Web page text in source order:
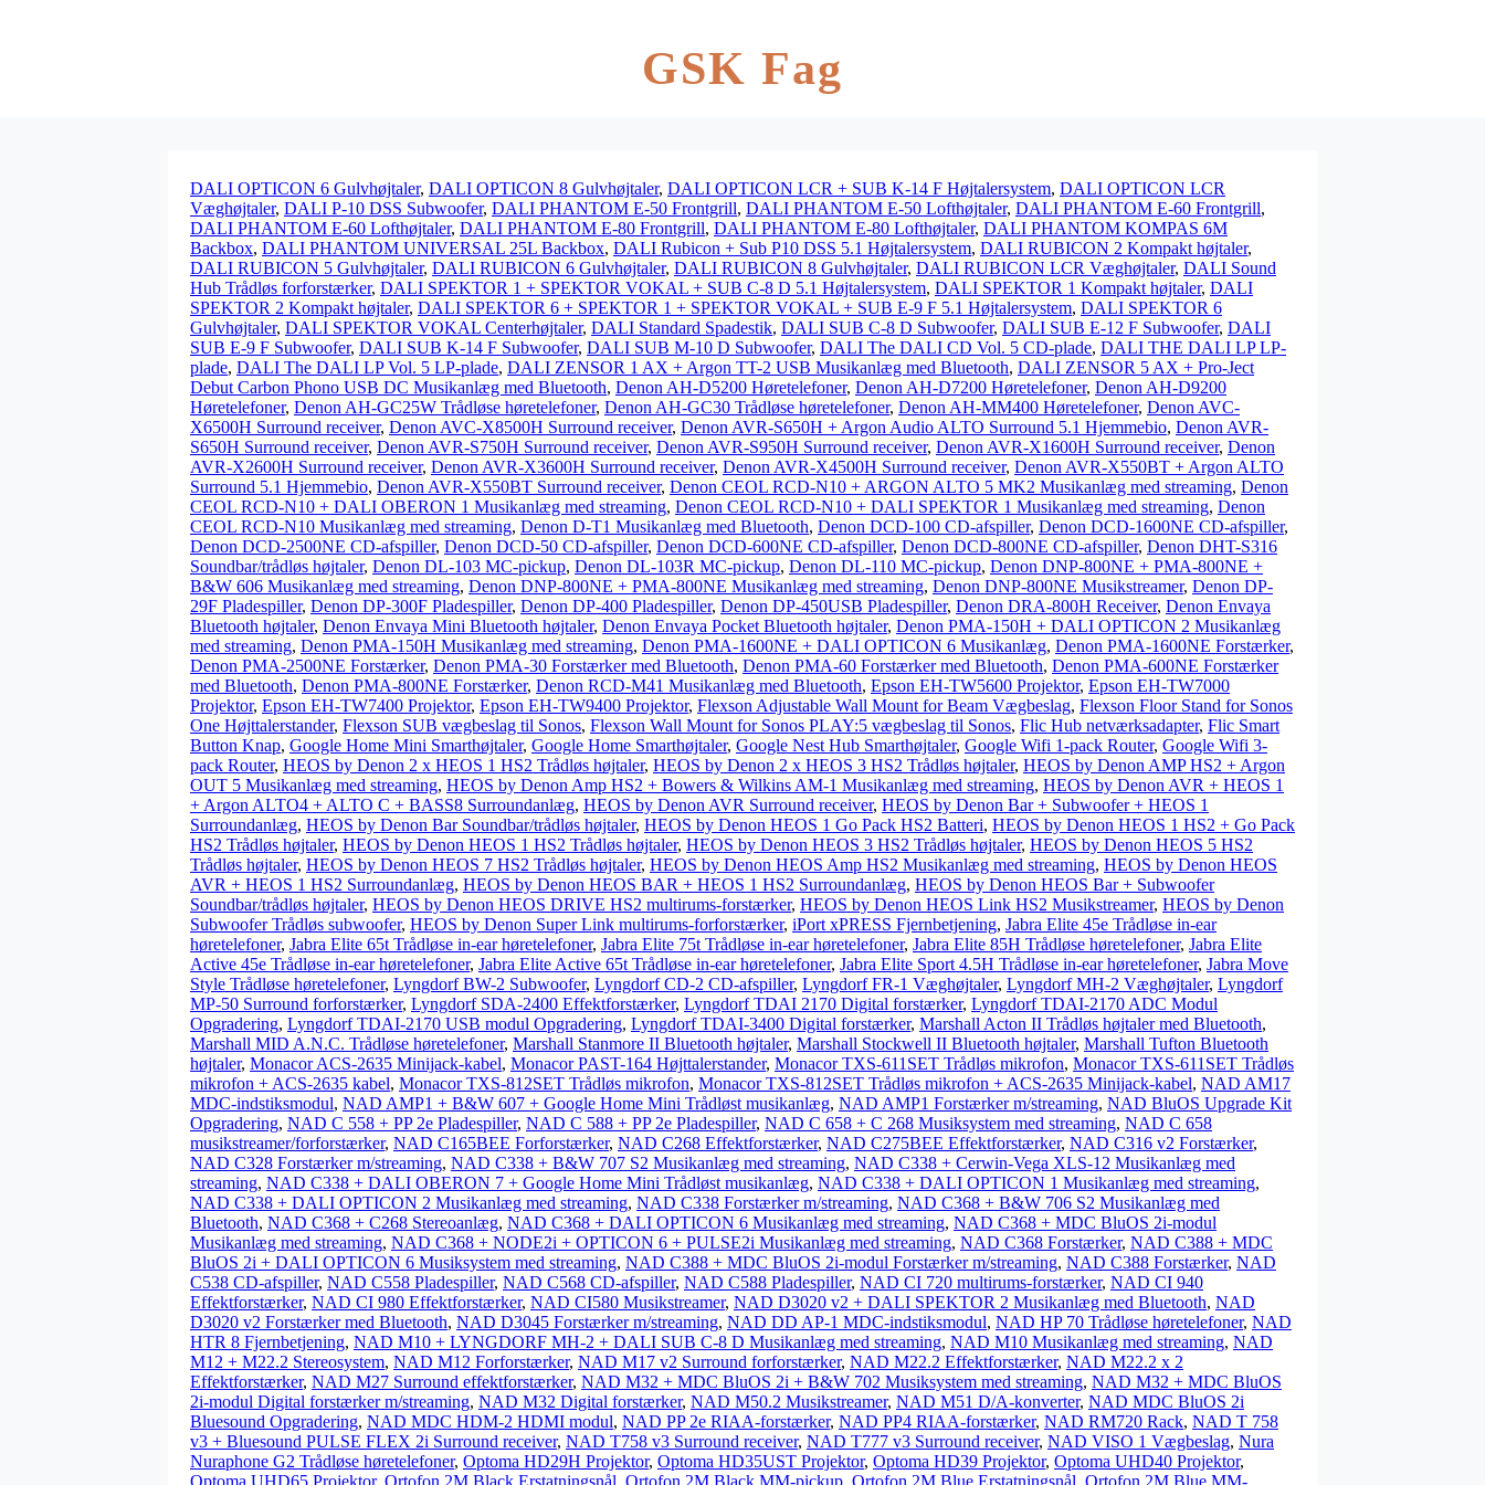
GSK Fag
DALI OPTICON 6 Gulvhøjtaler, DALI OPTICON 8 Gulvhøjtaler, DALI OPTICON LCR + SUB K-14 F Højtalersystem, DALI OPTICON LCR
Væghøjtaler, DALI P-10 DSS Subwoofer, DALI PHANTOM E-50 Frontgrill, DALI PHANTOM E-50 Lofthøjtaler, DALI PHANTOM E-60 Frontgrill,
DALI PHANTOM E-60 Lofthøjtaler, DALI PHANTOM E-80 Frontgrill, DALI PHANTOM E-80 Lofthøjtaler, DALI PHANTOM KOMPAS 6M
Backbox, DALI PHANTOM UNIVERSAL 25L Backbox, DALI Rubicon + Sub P10 DSS 5.1 Højtalersystem, DALI RUBICON 2 Kompakt højtaler,
DALI RUBICON 5 Gulvhøjtaler, DALI RUBICON 6 Gulvhøjtaler, DALI RUBICON 8 Gulvhøjtaler, DALI RUBICON LCR Væghøjtaler, DALI Sound
Hub Trådløs forforstærker, DALI SPEKTOR 1 + SPEKTOR VOKAL + SUB C-8 D 5.1 Højtalersystem, DALI SPEKTOR 1 Kompakt højtaler, DALI
SPEKTOR 2 Kompakt højtaler, DALI SPEKTOR 6 + SPEKTOR 1 + SPEKTOR VOKAL + SUB E-9 F 5.1 Højtalersystem, DALI SPEKTOR 6
Gulvhøjtaler, DALI SPEKTOR VOKAL Centerhøjtaler, DALI Standard Spadestik, DALI SUB C-8 D Subwoofer, DALI SUB E-12 F Subwoofer, DALI
SUB E-9 F Subwoofer, DALI SUB K-14 F Subwoofer, DALI SUB M-10 D Subwoofer, DALI The DALI CD Vol. 5 CD-plade, DALI THE DALI LP LP-
plade, DALI The DALI LP Vol. 5 LP-plade, DALI ZENSOR 1 AX + Argon TT-2 USB Musikanlæg med Bluetooth, DALI ZENSOR 5 AX + Pro-Ject
Debut Carbon Phono USB DC Musikanlæg med Bluetooth, Denon AH-D5200 Høretelefoner, Denon AH-D7200 Høretelefoner, Denon AH-D9200
Høretelefoner, Denon AH-GC25W Trådløse høretelefoner, Denon AH-GC30 Trådløse høretelefoner, Denon AH-MM400 Høretelefoner, Denon AVC-
X6500H Surround receiver, Denon AVC-X8500H Surround receiver, Denon AVR-S650H + Argon Audio ALTO Surround 5.1 Hjemmebio, Denon AVR-
S650H Surround receiver, Denon AVR-S750H Surround receiver, Denon AVR-S950H Surround receiver, Denon AVR-X1600H Surround receiver, Denon
AVR-X2600H Surround receiver, Denon AVR-X3600H Surround receiver, Denon AVR-X4500H Surround receiver, Denon AVR-X550BT + Argon ALTO
Surround 5.1 Hjemmebio, Denon AVR-X550BT Surround receiver, Denon CEOL RCD-N10 + ARGON ALTO 5 MK2 Musikanlæg med streaming, Denon
CEOL RCD-N10 + DALI OBERON 1 Musikanlæg med streaming, Denon CEOL RCD-N10 + DALI SPEKTOR 1 Musikanlæg med streaming, Denon
CEOL RCD-N10 Musikanlæg med streaming, Denon D-T1 Musikanlæg med Bluetooth, Denon DCD-100 CD-afspiller, Denon DCD-1600NE CD-afspiller,
Denon DCD-2500NE CD-afspiller, Denon DCD-50 CD-afspiller, Denon DCD-600NE CD-afspiller, Denon DCD-800NE CD-afspiller, Denon DHT-S316
Soundbar/trådløs højtaler, Denon DL-103 MC-pickup, Denon DL-103R MC-pickup, Denon DL-110 MC-pickup, Denon DNP-800NE + PMA-800NE +
B&W 606 Musikanlæg med streaming, Denon DNP-800NE + PMA-800NE Musikanlæg med streaming, Denon DNP-800NE Musikstreamer, Denon DP-
29F Pladespiller, Denon DP-300F Pladespiller, Denon DP-400 Pladespiller, Denon DP-450USB Pladespiller, Denon DRA-800H Receiver, Denon Envaya
Bluetooth højtaler, Denon Envaya Mini Bluetooth højtaler, Denon Envaya Pocket Bluetooth højtaler, Denon PMA-150H + DALI OPTICON 2 Musikanlæg
med streaming, Denon PMA-150H Musikanlæg med streaming, Denon PMA-1600NE + DALI OPTICON 6 Musikanlæg, Denon PMA-1600NE Forstærker,
Denon PMA-2500NE Forstærker, Denon PMA-30 Forstærker med Bluetooth, Denon PMA-60 Forstærker med Bluetooth, Denon PMA-600NE Forstærker
med Bluetooth, Denon PMA-800NE Forstærker, Denon RCD-M41 Musikanlæg med Bluetooth, Epson EH-TW5600 Projektor, Epson EH-TW7000
Projektor, Epson EH-TW7400 Projektor, Epson EH-TW9400 Projektor, Flexson Adjustable Wall Mount for Beam Vægbeslag, Flexson Floor Stand for Sonos
One Højttalerstander, Flexson SUB vægbeslag til Sonos, Flexson Wall Mount for Sonos PLAY:5 vægbeslag til Sonos, Flic Hub netværksadapter, Flic Smart
Button Knap, Google Home Mini Smarthøjtaler, Google Home Smarthøjtaler, Google Nest Hub Smarthøjtaler, Google Wifi 1-pack Router, Google Wifi 3-
pack Router, HEOS by Denon 2 x HEOS 1 HS2 Trådløs højtaler, HEOS by Denon 2 x HEOS 3 HS2 Trådløs højtaler, HEOS by Denon AMP HS2 + Argon
OUT 5 Musikanlæg med streaming, HEOS by Denon Amp HS2 + Bowers & Wilkins AM-1 Musikanlæg med streaming, HEOS by Denon AVR + HEOS 1
+ Argon ALTO4 + ALTO C + BASS8 Surroundanlæg, HEOS by Denon AVR Surround receiver, HEOS by Denon Bar + Subwoofer + HEOS 1
Surroundanlæg, HEOS by Denon Bar Soundbar/trådløs højtaler, HEOS by Denon HEOS 1 Go Pack HS2 Batteri, HEOS by Denon HEOS 1 HS2 + Go Pack
HS2 Trådløs højtaler, HEOS by Denon HEOS 1 HS2 Trådløs højtaler, HEOS by Denon HEOS 3 HS2 Trådløs højtaler, HEOS by Denon HEOS 5 HS2
Trådløs højtaler, HEOS by Denon HEOS 7 HS2 Trådløs højtaler, HEOS by Denon HEOS Amp HS2 Musikanlæg med streaming, HEOS by Denon HEOS
AVR + HEOS 1 HS2 Surroundanlæg, HEOS by Denon HEOS BAR + HEOS 1 HS2 Surroundanlæg, HEOS by Denon HEOS Bar + Subwoofer
Soundbar/trådløs højtaler, HEOS by Denon HEOS DRIVE HS2 multirums-forstærker, HEOS by Denon HEOS Link HS2 Musikstreamer, HEOS by Denon
Subwoofer Trådløs subwoofer, HEOS by Denon Super Link multirums-forforstærker, iPort xPRESS Fjernbetjening, Jabra Elite 45e Trådløse in-ear
høretelefoner, Jabra Elite 65t Trådløse in-ear høretelefoner, Jabra Elite 75t Trådløse in-ear høretelefoner, Jabra Elite 85H Trådløse høretelefoner, Jabra Elite
Active 45e Trådløse in-ear høretelefoner, Jabra Elite Active 65t Trådløse in-ear høretelefoner, Jabra Elite Sport 4.5H Trådløse in-ear høretelefoner, Jabra Move
Style Trådløse høretelefoner, Lyngdorf BW-2 Subwoofer, Lyngdorf CD-2 CD-afspiller, Lyngdorf FR-1 Væghøjtaler, Lyngdorf MH-2 Væghøjtaler, Lyngdorf
MP-50 Surround forforstærker, Lyngdorf SDA-2400 Effektforstærker, Lyngdorf TDAI 2170 Digital forstærker, Lyngdorf TDAI-2170 ADC Modul
Opgradering, Lyngdorf TDAI-2170 USB modul Opgradering, Lyngdorf TDAI-3400 Digital forstærker, Marshall Acton II Trådløs højtaler med Bluetooth,
Marshall MID A.N.C. Trådløse høretelefoner, Marshall Stanmore II Bluetooth højtaler, Marshall Stockwell II Bluetooth højtaler, Marshall Tufton Bluetooth
højtaler, Monacor ACS-2635 Minijack-kabel, Monacor PAST-164 Højttalerstander, Monacor TXS-611SET Trådløs mikrofon, Monacor TXS-611SET Trådløs
mikrofon + ACS-2635 kabel, Monacor TXS-812SET Trådløs mikrofon, Monacor TXS-812SET Trådløs mikrofon + ACS-2635 Minijack-kabel, NAD AM17
MDC-indstiksmodul, NAD AMP1 + B&W 607 + Google Home Mini Trådløst musikanlæg, NAD AMP1 Forstærker m/streaming, NAD BluOS Upgrade Kit
Opgradering, NAD C 558 + PP 2e Pladespiller, NAD C 588 + PP 2e Pladespiller, NAD C 658 + C 268 Musiksystem med streaming, NAD C 658
musikstreamer/forforstærker, NAD C165BEE Forforstærker, NAD C268 Effektforstærker, NAD C275BEE Effektforstærker, NAD C316 v2 Forstærker,
NAD C328 Forstærker m/streaming, NAD C338 + B&W 707 S2 Musikanlæg med streaming, NAD C338 + Cerwin-Vega XLS-12 Musikanlæg med
streaming, NAD C338 + DALI OBERON 7 + Google Home Mini Trådløst musikanlæg, NAD C338 + DALI OPTICON 1 Musikanlæg med streaming,
NAD C338 + DALI OPTICON 2 Musikanlæg med streaming, NAD C338 Forstærker m/streaming, NAD C368 + B&W 706 S2 Musikanlæg med
Bluetooth, NAD C368 + C268 Stereoanlæg, NAD C368 + DALI OPTICON 6 Musikanlæg med streaming, NAD C368 + MDC BluOS 2i-modul
Musikanlæg med streaming, NAD C368 + NODE2i + OPTICON 6 + PULSE2i Musikanlæg med streaming, NAD C368 Forstærker, NAD C388 + MDC
BluOS 2i + DALI OPTICON 6 Musiksystem med streaming, NAD C388 + MDC BluOS 2i-modul Forstærker m/streaming, NAD C388 Forstærker, NAD
C538 CD-afspiller, NAD C558 Pladespiller, NAD C568 CD-afspiller, NAD C588 Pladespiller, NAD CI 720 multirums-forstærker, NAD CI 940
Effektforstærker, NAD CI 980 Effektforstærker, NAD CI580 Musikstreamer, NAD D3020 v2 + DALI SPEKTOR 2 Musikanlæg med Bluetooth, NAD
D3020 v2 Forstærker med Bluetooth, NAD D3045 Forstærker m/streaming, NAD DD AP-1 MDC-indstiksmodul, NAD HP 70 Trådløse høretelefoner, NAD
HTR 8 Fjernbetjening, NAD M10 + LYNGDORF MH-2 + DALI SUB C-8 D Musikanlæg med streaming, NAD M10 Musikanlæg med streaming, NAD
M12 + M22.2 Stereosystem, NAD M12 Forforstærker, NAD M17 v2 Surround forforstærker, NAD M22.2 Effektforstærker, NAD M22.2 x 2
Effektforstærker, NAD M27 Surround effektforstærker, NAD M32 + MDC BluOS 2i + B&W 702 Musiksystem med streaming, NAD M32 + MDC BluOS
2i-modul Digital forstærker m/streaming, NAD M32 Digital forstærker, NAD M50.2 Musikstreamer, NAD M51 D/A-konverter, NAD MDC BluOS 2i
Bluesound Opgradering, NAD MDC HDM-2 HDMI modul, NAD PP 2e RIAA-forstærker, NAD PP4 RIAA-forstærker, NAD RM720 Rack, NAD T 758
v3 + Bluesound PULSE FLEX 2i Surround receiver, NAD T758 v3 Surround receiver, NAD T777 v3 Surround receiver, NAD VISO 1 Vægbeslag, Nura
Nuraphone G2 Trådløse høretelefoner, Optoma HD29H Projektor, Optoma HD35UST Projektor, Optoma HD39 Projektor, Optoma UHD40 Projektor,
Optoma UHD65 Projektor, Ortofon 2M Black Erstatningsnål Ortofon 2M Black MM-pickup Ortofon 2M Blue Erstatningsnål Ortofon 2M Blue MM-